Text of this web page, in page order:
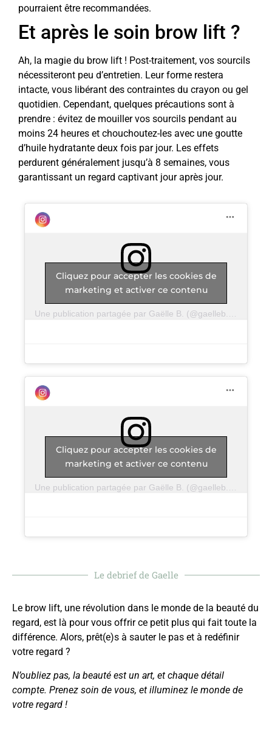
pourraient être recommandées.
Et après le soin brow lift ?
Ah, la magie du brow lift ! Post-traitement, vos sourcils
nécessiteront peu d’entretien. Leur forme restera
intacte, vous libérant des contraintes du crayon ou gel
quotidien. Cependant, quelques précautions sont à
prendre : évitez de mouiller vos sourcils pendant au
moins 24 heures et chouchoutez-les avec une goutte
d’huile hydratante deux fois par jour. Les effets
perdurent généralement jusqu’à 8 semaines, vous
garantissant un regard captivant jour après jour.
Une publication partagée par Gaëlle B. (@gaelleb.leregard)
Cliquez pour accepter les cookies de
marketing et activer ce contenu
Cliquez pour accepter les cookies de
marketing et activer ce contenu
Le debrief de Gaelle
Le brow lift, une révolution dans le monde de la beauté du
regard, est là pour vous offrir ce petit plus qui fait toute la
différence. Alors, prêt(e)s à sauter le pas et à redéfinir
votre regard ?
N’oubliez pas, la beauté est un art, et chaque détail
compte. Prenez soin de vous, et illuminez le monde de
votre regard !